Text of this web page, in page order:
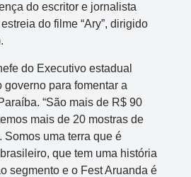
do escritor e jornalista
do filme “Ary”, dirigido
do Executivo estadual
governo para fomentar a
“São mais de R$ 90
mais de 20 mostras de
Somos uma terra que é
que tem uma história
segmento e o Fest Aruanda é